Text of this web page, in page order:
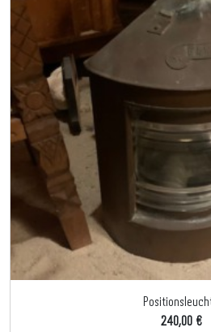
240,00 €